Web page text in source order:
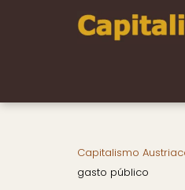
Capitalismo
gasto público